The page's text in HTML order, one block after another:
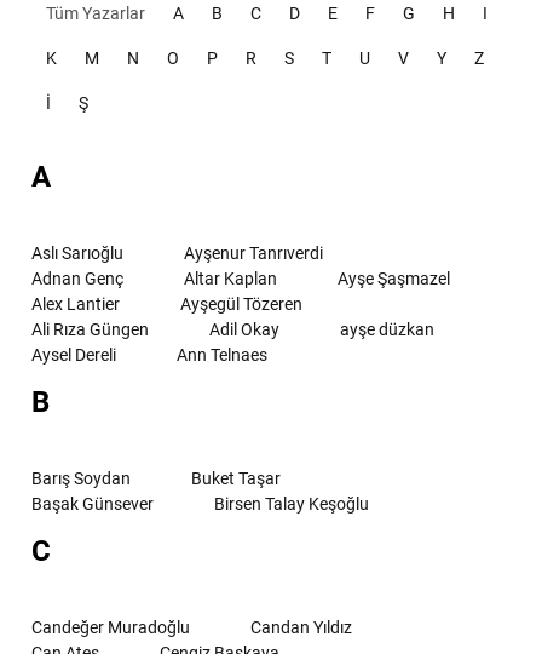
Tüm Yazarlar A B C D E F G H I
K M N O P R S T U V Y Z
İ Ş
A
Aslı Sarıoğlu
Ayşenur Tanrıverdi
Adnan Genç
Altar Kaplan
Ayşe Şaşmazel
Alex Lantier
Ayşegül Tözeren
Ali Rıza Güngen
Adil Okay
ayşe düzkan
Aysel Dereli
Ann Telnaes
B
Barış Soydan
Buket Taşar
Başak Günsever
Birsen Talay Keşoğlu
C
Candeğer Muradoğlu
Candan Yıldız